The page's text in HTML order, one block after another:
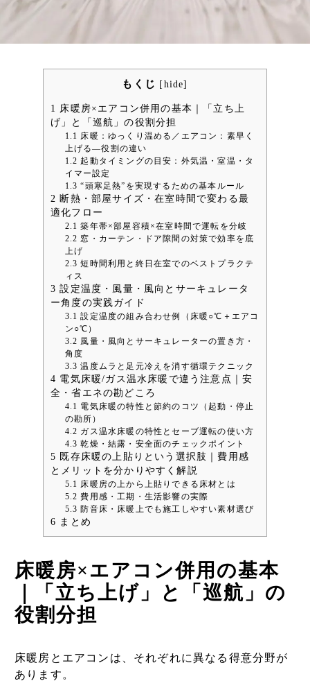
もくじ [ hide]
1
床暖房×エアコン併用の基本｜「立ち上
げ」と「巡航」の役割分担
1.1 床暖：ゆっくり温める／エアコン：素早く
上げる—役割の違い
1.2 起動タイミングの目安：外気温・室温・タ
イマー設定
1.3 “頭寒足熱”を実現するための基本ルール
2 断熱・部屋サイズ・在室時間で変わる最
適化フロー
2.1 築年帯×部屋容積×在室時間で運転を分岐
2.2 窓・カーテン・ドア隙間の対策で効率を底
上げ
2.3 短時間利用と終日在室でのベストプラクテ
ィス
3 設定温度・風量・風向とサーキュレータ
ー角度の実践ガイド
3.1 設定温度の組み合わせ例（床暖○℃＋エアコ
ン○℃）
3.2 風量・風向とサーキュレーターの置き方・
角度
3.3 温度ムラと足元冷えを消す循環テクニック
4 電気床暖/ガス温水床暖で違う注意点｜安
全・省エネの勘どころ
4.1 電気床暖の特性と節約のコツ（起動・停止
の勘所）
4.2 ガス温水床暖の特性とセーブ運転の使い方
4.3 乾燥・結露・安全面のチェックポイント
5 既存床暖の上貼りという選択肢｜費用感
とメリットを分かりやすく解説
5.1 床暖房の上から上貼りできる床材とは
5.2 費用感・工期・生活影響の実際
5.3 防音床・床暖上でも施工しやすい素材選び
6 まとめ
床暖房×エアコン併用の基本
｜「立ち上げ」と「巡航」の
役割分担
床暖房とエアコンは、それぞれに異なる得意分野が
あります。